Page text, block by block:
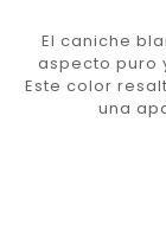
El caniche
aspecto puro
Este color
una